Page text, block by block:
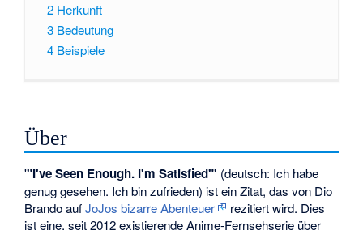
2 Herkunft
3 Bedeutung
4 Beispiele
Über
'"I've Seen Enough. I'm Satisfied"' (deutsch: Ich habe
genug gesehen. Ich bin zufrieden) ist ein Zitat, das von Dio
Brando aufJoJos bizarre Abenteuer
rezitiert wird. Dies
ist eine, seit 2012 existierende Anime-Fernsehserie über